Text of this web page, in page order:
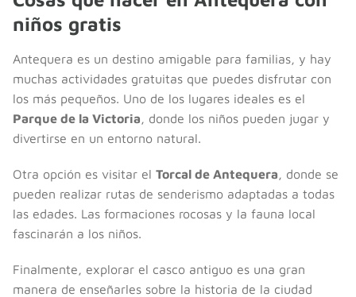
niños gratis
Antequera es un destino amigable para familias, y hay
muchas actividades gratuitas que puedes disfrutar con
los más pequeños. Uno de los lugares ideales es el
Parque de la Victoria, donde los niños pueden jugar y
divertirse en un entorno natural.
Otra opción es visitar el Torcal de Antequera, donde se
pueden realizar rutas de senderismo adaptadas a todas
las edades. Las formaciones rocosas y la fauna local
fascinarán a los niños.
Finalmente, explorar el casco antiguo es una gran
manera de enseñarles sobre la historia de la ciudad